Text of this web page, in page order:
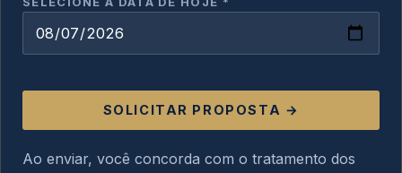
SOLICITAR PROPOSTA →
Ao enviar, você concorda com o tratamento dos